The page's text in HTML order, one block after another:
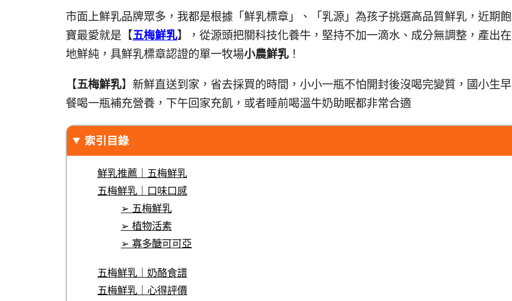
市面上鮮乳品牌眾多，我都是根據「鮮乳標章」、「乳源」為孩子挑選高品質鮮乳，近期飽
寶最愛就是【五梅鮮乳】，從源頭把關科技化養牛，堅持不加一滴水、成分無調整，產出在
地鮮純，具鮮乳標章認證的單一牧場小農鮮乳！
【五梅鮮乳】新鮮直送到家，省去採買的時間，小小一瓶不怕開封後沒喝完變質，國小生早
餐喝一瓶補充營養，下午回家充飢，或者睡前喝溫牛奶助眠都非常合適
索引目錄
鮮乳推薦｜五梅鮮乳
五梅鮮乳｜口味口感
➢ 五梅鮮乳
➢ 植物活素
➢ 寡多醣可可亞
五梅鮮乳｜奶酪食譜
五梅鮮乳｜心得評價